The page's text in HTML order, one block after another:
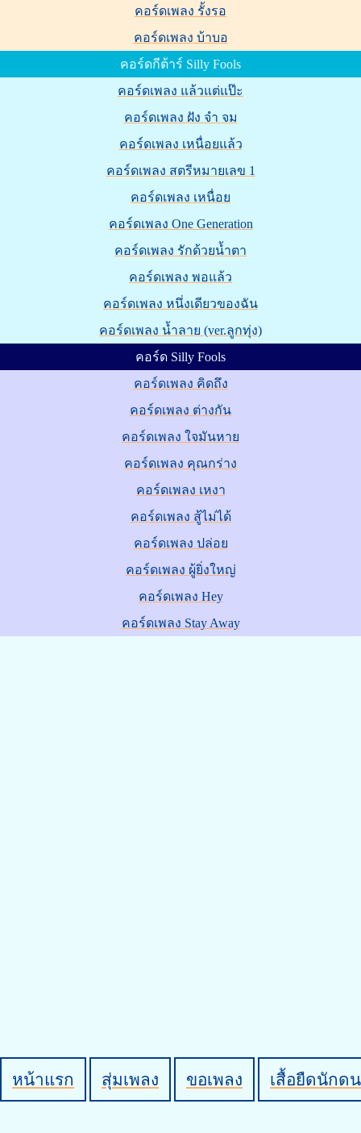
คอร์ดเพลง รั้งรอ
คอร์ดเพลง บ้าบอ
คอร์ดกีต้าร์ Silly Fools
คอร์ดเพลง แล้วแต่แป๊ะ
คอร์ดเพลง ฝัง จำ จม
คอร์ดเพลง เหนื่อยแล้ว
คอร์ดเพลง สตรีหมายเลข 1
คอร์ดเพลง เหนื่อย
คอร์ดเพลง One Generation
คอร์ดเพลง รักด้วยน้ำตา
คอร์ดเพลง พอแล้ว
คอร์ดเพลง หนึ่งเดียวของฉัน
คอร์ดเพลง น้ำลาย (ver.ลูกทุ่ง)
คอร์ด Silly Fools
คอร์ดเพลง คิดถึง
คอร์ดเพลง ต่างกัน
คอร์ดเพลง ใจมันหาย
คอร์ดเพลง คุณกร่าง
คอร์ดเพลง เหงา
คอร์ดเพลง สู้ไม่ได้
คอร์ดเพลง ปล่อย
คอร์ดเพลง ผู้ยิ่งใหญ่
คอร์ดเพลง Hey
คอร์ดเพลง Stay Away
หน้าแรก สุ่มเพลง ขอเพลง เสื้อยืดนักด